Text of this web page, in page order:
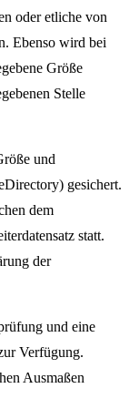
oder etliche von
Ebenso wird bei
Größe
Stelle
und
gesichert.
dem
statt.
der
und eine
Verfügung.
Ausmaßen